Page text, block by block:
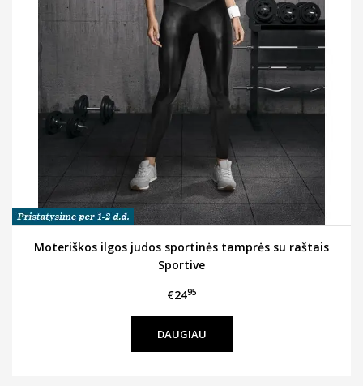
Moteriškos ilgos judos sportinės tamprės su raštais
Sportive
€2495
DAUGIAU